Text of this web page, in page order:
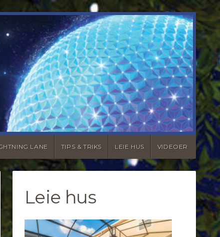
LANE TIPS & TRIKS LEIE HUS VIDEOER
Leie hus